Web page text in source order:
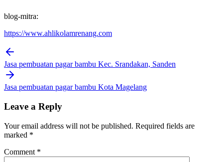
blog-mitra:
https://www.ahlikolamrenang.com
Post
navigation
Jasa pembuatan pagar bambu Kec. Srandakan, Sanden
Jasa pembuatan pagar bambu Kota Magelang
Leave a Reply
Your email address will not be published. Required fields are
marked *
Comment *